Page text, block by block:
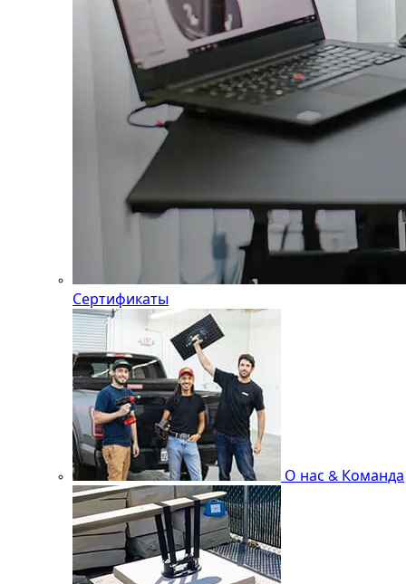
Сертификаты
О нас & Команда